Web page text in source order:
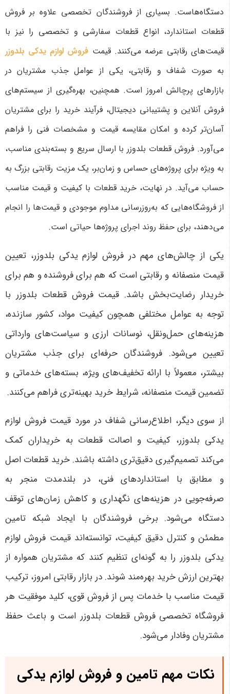
دستگاه‌هاست. بسیاری از فروشندگان تخصصی علاوه بر فروش
قطعات استاندارد، انواع قطعات سفارشی و تخصصی را نیز با
قیمت‌های رقابتی عرضه می‌کنند. قیمت فروش لوازم یدکی بلدوزر
به صورت شفاف و رقابتی، یکی از عوامل جذب مشتریان در
بازارهای پرچالش امروز است. همچنین، بهره‌گیری از سیستم‌های
فروش آنلاین و پشتیبانی دیجیتال، فرآیند خرید را برای مشتریان
آسان‌تر کرده و امکان مقایسه قیمت و مشخصات فنی را فراهم
می‌آورد. فروش قطعات بلدوزر با ارسال سریع و بسته‌بندی مناسب،
به ویژه برای پروژه‌های حساس و زمان‌بر، یک مزیت رقابتی بزرگ به
حساب می‌آید. در نهایت، خرید قطعات با کیفیت و قیمت مناسب
از فروشگاه‌هایی که به‌روزرسانی مداوم موجودی و قیمت‌ها را انجام
می‌دهند، برای حفظ روند اجرای پروژه‌ها حیاتی است.
یکی از چالش‌های مهم در فروش لوازم یدکی بلدوزر، تعیین
قیمت منصفانه و رقابتی است که هم برای فروشنده و هم برای
خریدار رضایت‌بخش باشد. قیمت فروش قطعات بلدوزر با
توجه به عوامل مختلفی همچون کیفیت مواد، کشور سازنده،
هزینه‌های حمل‌ونقل، نوسانات ارزی و سیاست‌های وارداتی
تعیین می‌شود. فروشندگان حرفه‌ای برای جذب مشتریان
بیشتر، معمولاً با ارائه تخفیف‌های ویژه، بسته‌های خدماتی و
تضمین قیمت منصفانه، شرایط خرید بهینه‌تری فراهم می‌کنند.
از سوی دیگر، اطلاع‌رسانی شفاف در مورد قیمت فروش لوازم
یدکی بلدوزر، کیفیت و اصالت قطعات به خریداران کمک
می‌کند تصمیم‌گیری دقیق‌تری داشته باشند. خرید قطعات اصل
و مطابق با استانداردهای فنی، در بلندمدت منجر به
صرفه‌جویی در هزینه‌های نگهداری و کاهش زمان‌های توقف
دستگاه می‌شود. برخی فروشندگان با ایجاد شبکه تامین
مطمئن و کنترل دقیق کیفیت، توانسته‌اند قیمت فروش لوازم
یدکی بلدوزر را به گونه‌ای تنظیم کنند که مشتریان همواره از
بهترین ارزش خرید بهره‌مند شوند. در بازار رقابتی امروز، ترکیب
قیمت مناسب با خدمات پس از فروش قوی، کلید موفقیت هر
فروشگاه تخصصی فروش قطعات بلدوزر است و باعث حفظ
مشتریان وفادار می‌شود.
نکات مهم تامین و فروش لوازم یدکی